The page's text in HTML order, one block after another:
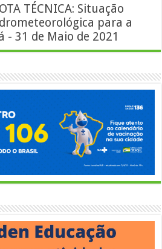
TÉCNICA: Situação
para a
- 31 de Maio de 2021